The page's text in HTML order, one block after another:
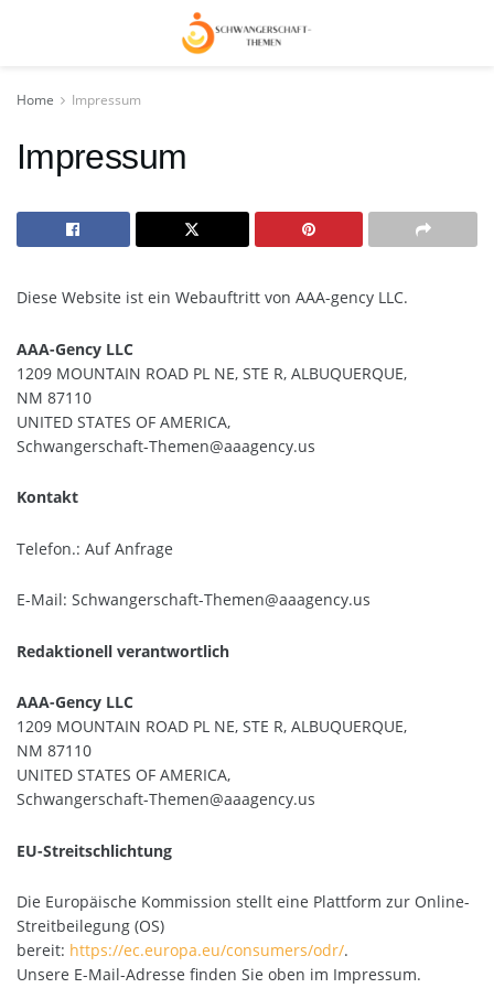
Home Impressum
Impressum
Diese Website ist ein Webauftritt von AAA-gency LLC.
AAA-Gency LLC
1209 MOUNTAIN ROAD PL NE, STE R, ALBUQUERQUE,
NM 87110
UNITED STATES OF AMERICA,
Schwangerschaft-Themen@aaagency.us
Kontakt
Telefon.: Auf Anfrage
E-Mail: Schwangerschaft-Themen@aaagency.us
Redaktionell verantwortlich
AAA-Gency LLC
1209 MOUNTAIN ROAD PL NE, STE R, ALBUQUERQUE,
NM 87110
UNITED STATES OF AMERICA,
Schwangerschaft-Themen@aaagency.us
EU-Streitschlichtung
Die Europäische Kommission stellt eine Plattform zur Online-
Streitbeilegung (OS)
bereit: https://ec.europa.eu/consumers/odr/.
Unsere E-Mail-Adresse finden Sie oben im Impressum.